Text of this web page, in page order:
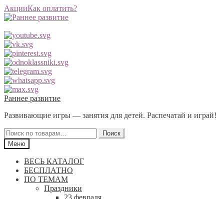
АкцииКак оплатить?
Перейти
навигации
Перейти
содержимому
Раннее развитие
Развивающие игры — занятия для детей. Распечатай и играй!
Искать:
Поиск
Меню
ВЕСЬ КАТАЛОГ
БЕСПЛАТНО
ПО ТЕМАМ
Праздники
23 февраля